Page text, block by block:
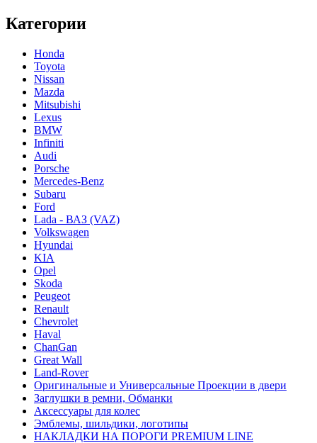
Категории
Honda
Toyota
Nissan
Mazda
Mitsubishi
Lexus
BMW
Infiniti
Audi
Porsche
Mercedes-Benz
Subaru
Ford
Lada - ВАЗ (VAZ)
Volkswagen
Hyundai
KIA
Opel
Skoda
Peugeot
Renault
Chevrolet
Haval
ChanGan
Great Wall
Land-Rover
Оригинальные и Универсальные Проекции в двери
Заглушки в ремни, Обманки
Аксессуары для колес
Эмблемы, шильдики, логотипы
НАКЛАДКИ НА ПОРОГИ PREMIUM LINE